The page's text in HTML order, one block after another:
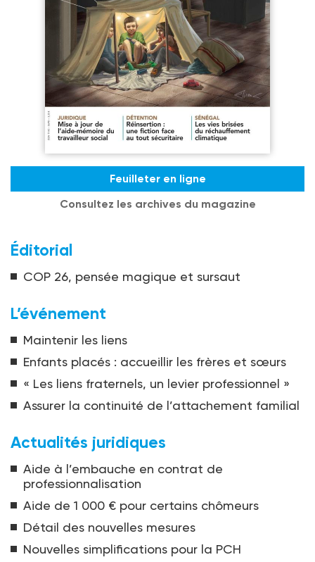
Feuilleter en ligne
Consultez les archives du magazine
Éditorial
COP 26, pensée magique et sursaut
L’événement
Maintenir les liens
Enfants placés : accueillir les frères et sœurs
« Les liens fraternels, un levier professionnel »
Assurer la continuité de l’attachement familial
Actualités juridiques
Aide à l’embauche en contrat de
professionnalisation
Aide de 1 000 € pour certains chômeurs
Détail des nouvelles mesures
Nouvelles simplifications pour la PCH